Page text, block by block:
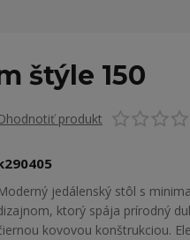
štýle 150
produkt
jedálenský stôl s
ktorý spája prírodný
kovovou konštrukciou.